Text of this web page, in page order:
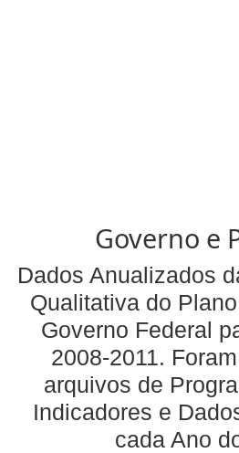
Governo e
Dados Anualizados
Qualitativa do
Governo Federal
2008-2011.
arquivos de
Indicadores e
cada Ano